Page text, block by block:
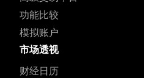
功能比较
模拟账户
市场透视
财经日历